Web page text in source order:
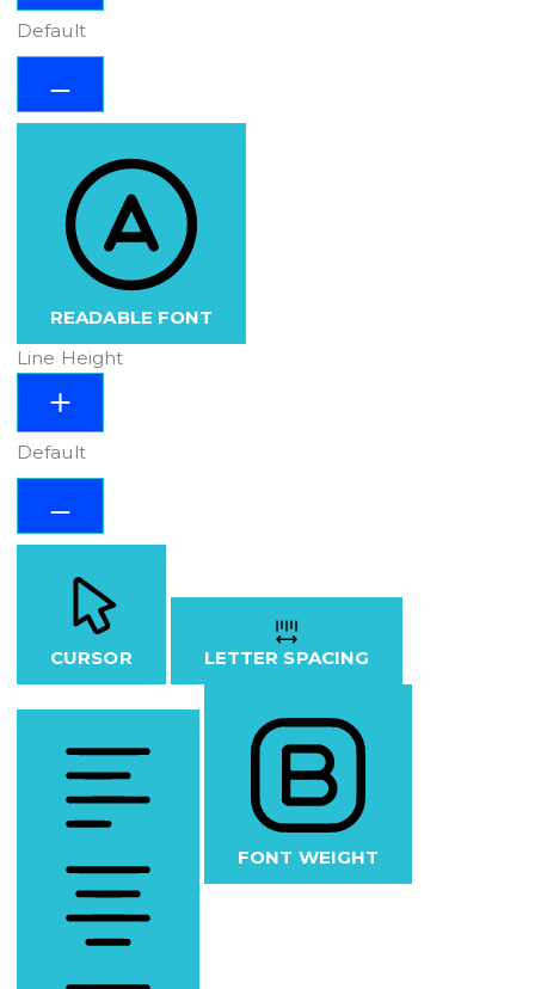
Default
READABLE FONT
Line Height
Default
CURSOR LETTER SPACING
FONT WEIGHT